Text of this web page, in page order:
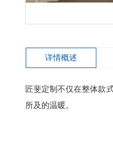
详情概述
匠斐定制不仅在整体款
所及的温暖。